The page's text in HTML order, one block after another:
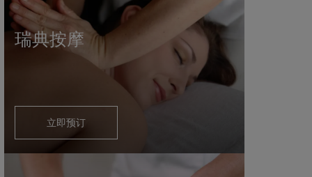
瑞典按摩
立即预订